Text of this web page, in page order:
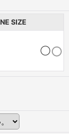
SIZE
◯